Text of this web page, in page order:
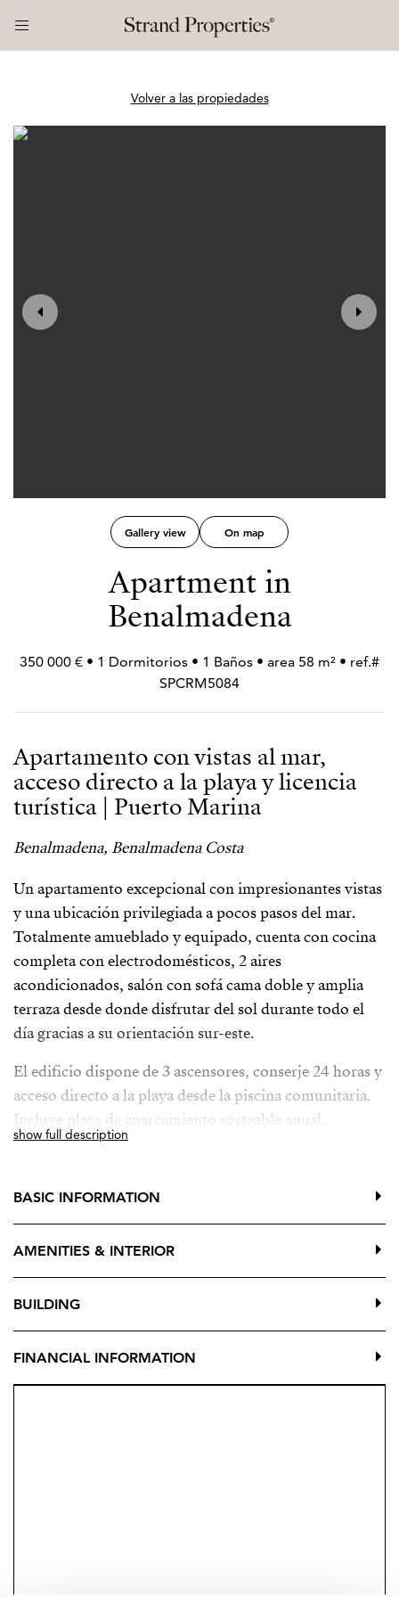
Volver a las propiedades
Gallery view On map
Apartment in
Benalmadena
350 000 € • 1 Dormitorios • 1 Baños • area 58 m² • ref.#
SPCRM5084
Apartamento con vistas al mar,
acceso directo a la playa y licencia
turística | Puerto Marina
Benalmadena, Benalmadena Costa
Un apartamento excepcional con impresionantes vistas
y una ubicación privilegiada a pocos pasos del mar.
Totalmente amueblado y equipado, cuenta con cocina
completa con electrodomésticos, 2 aires
acondicionados, salón con sofá cama doble y amplia
terraza desde donde disfrutar del sol durante todo el
día gracias a su orientación sur-este.
El edificio dispone de 3 ascensores, conserje 24 horas y
acceso directo a la playa desde la piscina comunitaria.
Incluye plaza de aparcamiento sorteable anual.
restaurantes y todo tipo de servicios, con acceso
directo a la playa desde el jardín.
inmejorable.
show full description
BASIC INFORMATION
AMENITIES & INTERIOR
BUILDING
FINANCIAL INFORMATION